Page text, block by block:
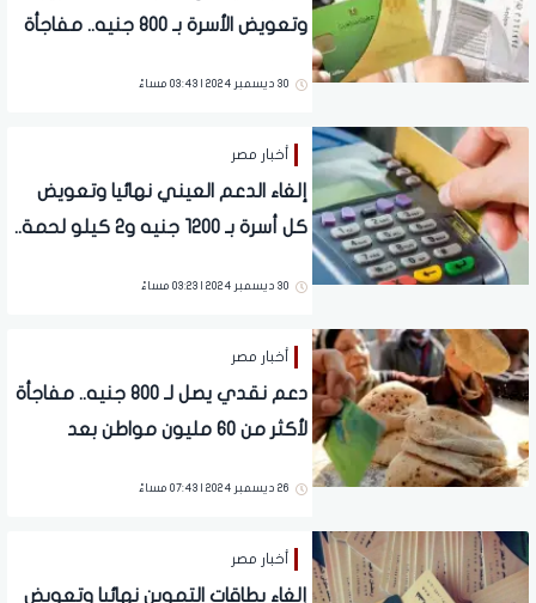
وتعويض الأسرة بـ 800 جنيه.. مفاجأة
النواب
30 ديسمبر 2024 | 03:43 مساءً
أخبار مصر
إلغاء الدعم العيني نهائيا وتعويض
كل أسرة بـ 1200 جنيه و2 كيلو لحمة..
30 ديسمبر 2024 | 03:23 مساءً
أخبار مصر
دعم نقدي يصل لـ 800 جنيه.. مفاجأة
لأكثر من 60 مليون مواطن بعد
التموين
26 ديسمبر 2024 | 07:43 مساءً
أخبار مصر
إلغاء بطاقات التموين نهائيا وتعويض